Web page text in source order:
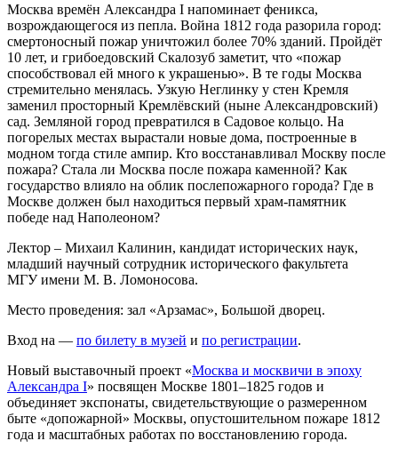
Москва времён Александра I напоминает феникса,
возрождающегося из пепла. Война 1812 года разорила город:
смертоносный пожар уничтожил более 70% зданий. Пройдёт
10 лет, и грибоедовский Скалозуб заметит, что «пожар
способствовал ей много к украшенью». В те годы Москва
стремительно менялась. Узкую Неглинку у стен Кремля
заменил просторный Кремлёвский (ныне Александровский)
сад. Земляной город превратился в Садовое кольцо. На
погорелых местах вырастали новые дома, построенные в
модном тогда стиле ампир. Кто восстанавливал Москву после
пожара? Стала ли Москва после пожара каменной? Как
государство влияло на облик послепожарного города? Где в
Москве должен был находиться первый храм-памятник
победе над Наполеоном?
Лектор – Михаил Калинин, кандидат исторических наук,
младший научный сотрудник исторического факультета
МГУ имени М. В. Ломоносова.
Место проведения: зал «Арзамас», Большой дворец.
Вход на — по билету в музей и по регистрации.
Новый выставочный проект «Москва и москвичи в эпоху
Александра I» посвящен Москве 1801–1825 годов и
объединяет экспонаты, свидетельствующие о размеренном
быте «допожарной» Москвы, опустошительном пожаре 1812
года и масштабных работах по восстановлению города.